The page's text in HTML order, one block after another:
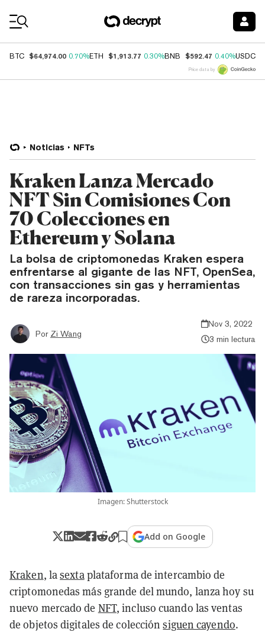
BTC $64,974.00 0.70%ETH $1,913.77 0.30%BNB $592.47 0.40%USDC
Price data by
Noticias NFTs
Kraken Lanza Mercado
NFT Sin Comisiones Con
70 Colecciones en
Ethereum y Solana
La bolsa de criptomonedas Kraken espera
enfrentarse al gigante de las NFT, OpenSea,
con transacciones sin gas y herramientas
de rareza incorporadas.
Por Zi Wang
Nov 3, 2022
3 min lectura
Imagen: Shutterstock
Add on Google
Kraken, lasextaplataforma de intercambio de
criptomonedas más grande del mundo, lanza hoy su
nuevo mercado de NFT, incluso cuando las ventas
de objetos digitales de colecciónsiguen cayendo.